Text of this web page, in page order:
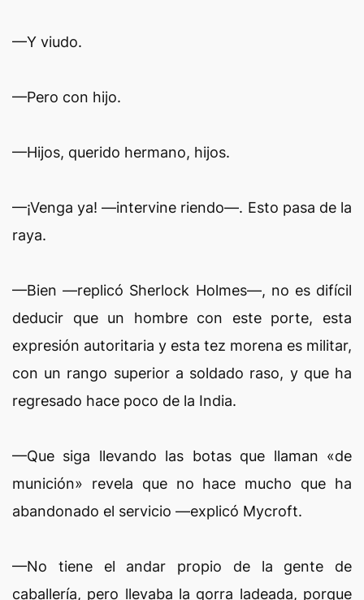
—Y viudo.
—Pero con hijo.
—Hijos, querido hermano, hijos.
—¡Venga ya! —intervine riendo—. Esto pasa de la
raya.
—Bien —replicó Sherlock Holmes—, no es difícil
deducir que un hombre con este porte, esta
expresión autoritaria y esta tez morena es militar,
con un rango superior a soldado raso, y que ha
regresado hace poco de la India.
—Que siga llevando las botas que llaman «de
munición» revela que no hace mucho que ha
abandonado el servicio —explicó Mycroft.
—No tiene el andar propio de la gente de
caballería, pero llevaba la gorra ladeada, porque